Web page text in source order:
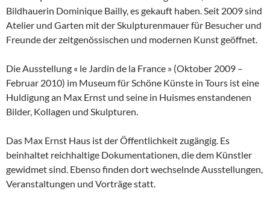
Bildhauerin Dominique Bailly, es gekauft haben. Seit 2009 sind
Atelier und Garten mit der Skulpturenmauer für Besucher und
Freunde der zeitgenössischen und modernen Kunst geöffnet.
Die Ausstellung « le Jardin de la France » (Oktober 2009 –
Februar 2010) im Museum für Schöne Künste in Tours ist eine
Huldigung an Max Ernst und seine in Huismes enstandenen
Bilder, Kollagen und Skulpturen.
Das Max Ernst Haus ist der Öffentlichkeit zugängig. Es
beinhaltet reichhaltige Dokumentationen, die dem Künstler
gewidmet sind. Ebenso finden dort wechselnde Ausstellungen,
Veranstaltungen und Vorträge statt.